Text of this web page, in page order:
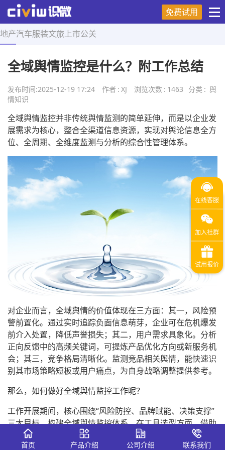
免费试用
地产汽车服装文旅 上市公关
首页 > 舆情知识 > 正文
全域舆情监控是什么？附工作总结
发布时间:2025-12-19 17:24 作者 : XJ 浏览次数 : 1463 分类 : 舆
情知识
全域舆情监控并非传统舆情监测的简单延伸，而是以企业发
展需求为核心，整合全渠道信息资源，实现对舆论信息全方
位、全周期、全维度监测与分析的综合性管理体系。
对企业而言，全域舆情的价值体现在三方面：其一，风险预
警前置化。通过实时追踪负面信息萌芽，企业可在危机爆发
前介入处置，降低声誉损失；其二，用户需求具象化。分析
正向反馈中的高频关键词，可提炼产品优化方向或新服务机
会；其三，竞争格局清晰化。监测竞品相关舆情，能快速识
别其市场策略短板或用户痛点，为自身战略调整提供参考。
那么，如何做好全域舆情监控工作呢？
工作开展期间，核心围绕“风险防控、品牌赋能、决策支撑”
三大目标，构建全域舆情监控体系。在工具选型方面，借助
全域舆情监控系统-识微商情，实现对主流社交媒体、新闻
平台、行业论坛等多渠道信息的全覆盖监测，通过系统的智
首页 产品介绍 公司介绍 联系我们